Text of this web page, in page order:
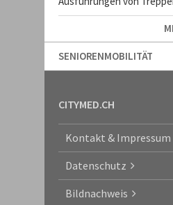
SENIORENMOBILITÄT
CITYMED.CH
Kontakt & Impressum
Datenschutz
Bildnachweis